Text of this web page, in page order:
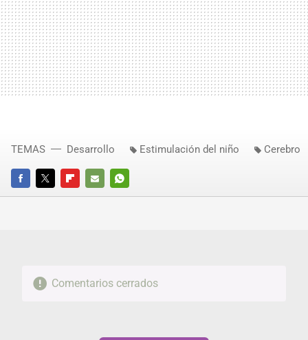
FACEBOOKTWITTERFLIPBOARD
E-
WHATSAPP
TEMAS Desarrollo Estimulación del niño Cerebro
Comentarios cerrados